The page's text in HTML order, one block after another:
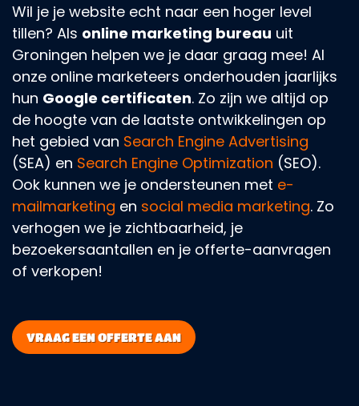
Wil je je website echt naar een hoger level
tillen? Als online marketing bureau uit
Groningen helpen we je daar graag mee! Al
onze online marketeers onderhouden jaarlijks
hun Google certificaten. Zo zijn we altijd op
de hoogte van de laatste ontwikkelingen op
het gebied van Search Engine Advertising
(SEA) en Search Engine Optimization (SEO).
Ook kunnen we je ondersteunen met e-
mailmarketing en social media marketing. Zo
verhogen we je zichtbaarheid, je
bezoekersaantallen en je offerte-aanvragen
of verkopen!
VRAAG EEN OFFERTE AAN